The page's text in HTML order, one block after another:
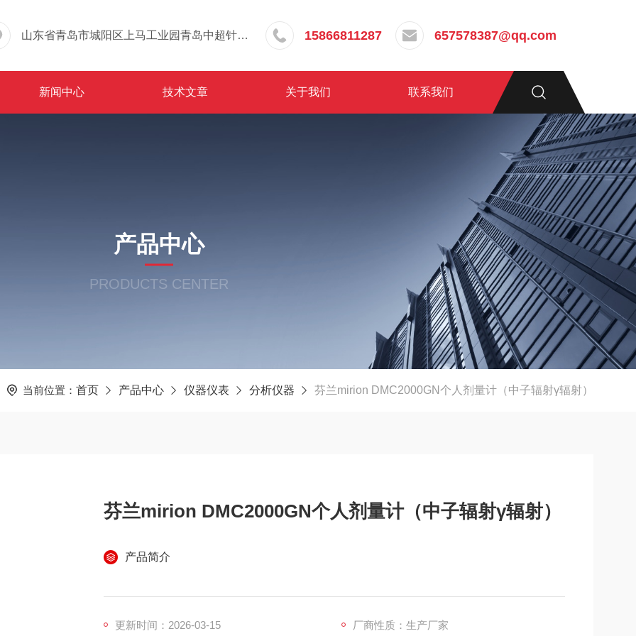
山东省青岛市城阳区上马工业园青岛中超针织有限公司院内东办公楼三层 15866811287 657578387@qq.com
新闻中心 技术文章 关于我们 联系我们
产品中心
PRODUCTS CENTER
当前位置： 首页 产品中心 仪器仪表 分析仪器 芬兰mirion DMC2000GN个人剂量计（中子辐射γ辐射）
芬兰mirion DMC2000GN个人剂量计（中子辐射γ辐射）
产品简介
更新时间：2026-03-15 厂商性质：生产厂家